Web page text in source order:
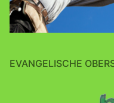
EVANGELISCHE